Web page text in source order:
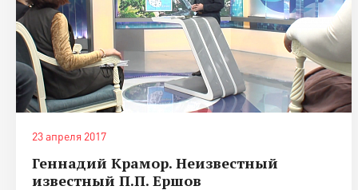
23 апреля 2017
Геннадий Крамор. Неизвестный
известный П.П. Ершов